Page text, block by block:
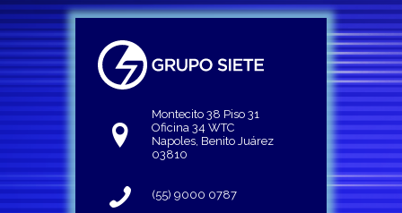
Montecito 38 Piso 31
Oficina 34 WTC
Napoles, Benito Juárez
03810
(55) 9000 0787